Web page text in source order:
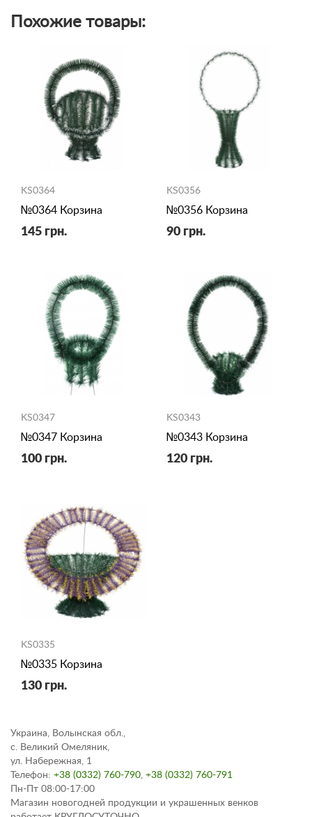
Похожие товары:
KS0364
№0364 Корзина
145 грн.
KS0356
№0356 Корзина
90 грн.
KS0347
№0347 Корзина
100 грн.
KS0343
№0343 Корзина
120 грн.
KS0335
№0335 Корзина
130 грн.
Украина, Волынская обл.,
с. Великий Омеляник,
ул. Набережная, 1
Телефон: +38 (0332) 760-790, +38 (0332) 760-791
Пн-Пт 08:00-17:00
Магазин новогодней продукции и украшенных венков